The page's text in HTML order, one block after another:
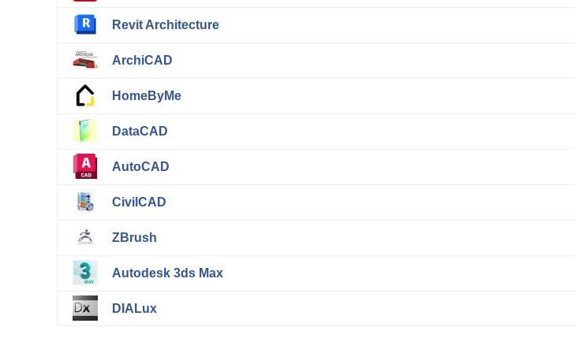
Revit Architecture
ArchiCAD
HomeByMe
DataCAD
AutoCAD
CivilCAD
ZBrush
Autodesk 3ds Max
DIALux